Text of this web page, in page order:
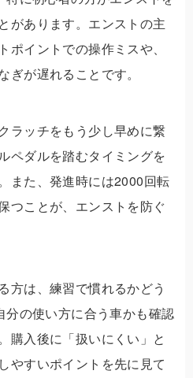
があります。エンストの主
ポイントでの操作ミスや、
が遅れることです。
ラッチをもう少し早めに繋
ペダルを踏むタイミングを
また、発進時には2000回転
つことが、エンストを防ぐ
方は、練習で慣れるかどう
の使い方に合う車かも確認
購入後に「扱いにくい」と
やすいポイントを先に見て